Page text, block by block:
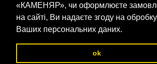
«КАМЕНЯР», чи оформлюєте
на сайті, Ви надаєте згоду на обробку
Ваших персональних даних.
ok
у збереження ідентичності та неминучу
(видавництво «КАМЕНЯР»)